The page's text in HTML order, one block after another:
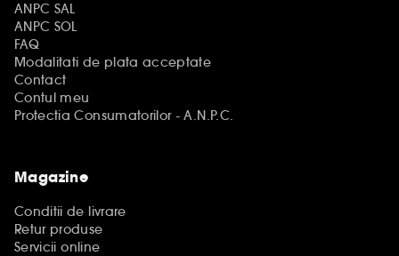
ANPC SAL
ANPC SOL
FAQ
Modalitati de plata acceptate
Contact
Contul meu
Protectia Consumatorilor - A.N.P.C.
Magazine
Conditii de livrare
Retur produse
Servicii online